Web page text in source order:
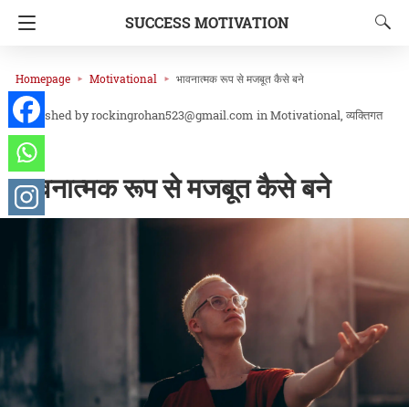
SUCCESS MOTIVATION
Homepage Motivational भावनात्मक रूप से मजबूत कैसे बने
rockingrohan523@gmail.com inMotivational व्यक्तिगत
विकास
भावनात्मक रूप से मजबूत कैसे बने